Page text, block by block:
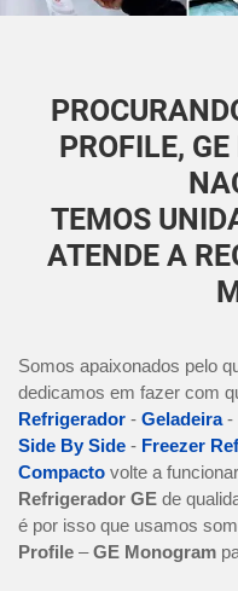
PROFILE,
TEMOS
ATENDE A
Somos apaixonados pelo
dedicamos em fazer com
Refrigerador - Geladeira-
Side By Side - Freezer
Compacto volte a
Refrigerador GE de
é por isso que usamos
Profile –GE Monogram